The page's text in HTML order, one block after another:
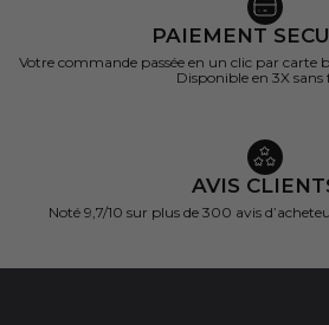
PAIEMENT
Votre commande passée en un clic par carte
Disponible en 3X sans
AVIS
Noté 9,7/10 sur plus de 300 avis